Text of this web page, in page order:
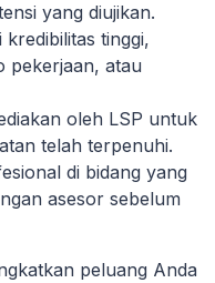
yang diujikan.
tinggi,
pekerjaan, atau
oleh LSP untuk
telah terpenuhi.
di bidang yang
asesor sebelum
peluang Anda